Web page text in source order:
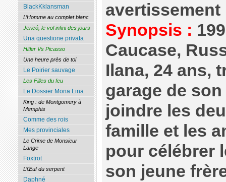
avertissement
Synopsis :
Caucase,
Ilana, 24 ans,
garage de son
joindre les
famille et les
pour célébrer
son jeune
BlackKklansman
L’Homme au complet blanc
Jericó, le vol infini des jours
Una questione privata
Hitler Vs Picasso
Une heure près de toi
Le Poirier sauvage
Les Filles du feu
Le Dossier Mona Lina
King : de Montgomery à
Memphis
Comme des rois
Mes provinciales
Le Crime de Monsieur
Lange
Foxtrot
L’Œuf du serpent
Daphné